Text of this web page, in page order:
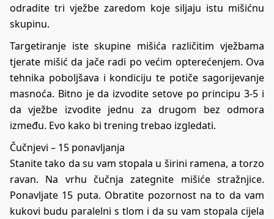
odradite tri vježbe zaredom koje siljaju istu mišićnu
skupinu.
Targetiranje iste skupine mišića različitim vježbama
tjerate mišić da jače radi po većim opterećenjem. Ova
tehnika poboljšava i kondiciju te potiče sagorijevanje
masnoća. Bitno je da izvodite setove po principu 3-5 i
da vježbe izvodite jednu za drugom bez odmora
između. Evo kako bi trening trebao izgledati.
Čučnjevi – 15 ponavljanja
Stanite tako da su vam stopala u širini ramena, a torzo
ravan. Na vrhu čučnja zategnite mišiće stražnjice.
Ponavljate 15 puta. Obratite pozornost na to da vam
kukovi budu paralelni s tlom i da su vam stopala cijela